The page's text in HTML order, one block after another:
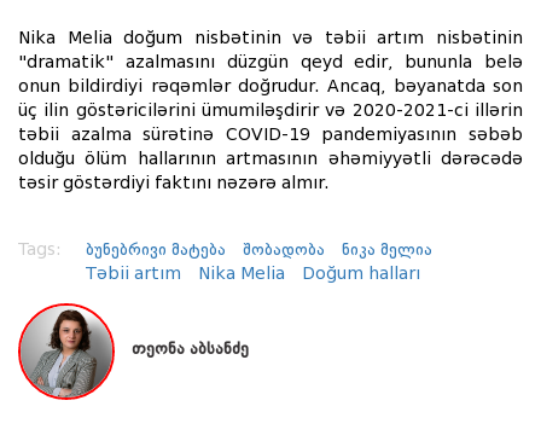
Nika Melia doğum nisbətinin və təbii artım nisbətinin
"dramatik" azalmasını düzgün qeyd edir, bununla belə
onun bildirdiyi rəqəmlər doğrudur. Ancaq, bəyanatda son
üç ilin göstəricilərini ümumiləşdirir və 2020-2021-ci illərin
təbii azalma sürətinə COVID-19 pandemiyasının səbəb
olduğu ölüm hallarının artmasının əhəmiyyətli dərəcədə
təsir göstərdiyi faktını nəzərə almır.
Tags: ბუნებრივი მატება შობადობა
ნიკა მელია
Təbii artım
Nika Melia Doğum halları
თეონა აბსანძე